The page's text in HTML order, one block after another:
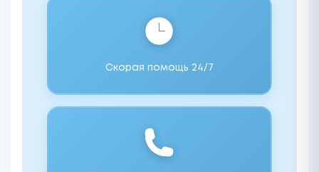
Скорая помощь 24/7